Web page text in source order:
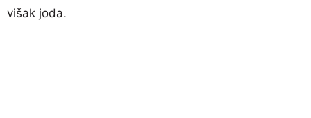
višak joda.